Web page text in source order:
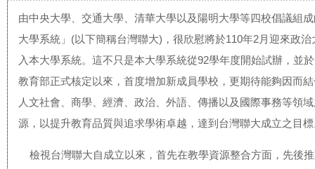
由中央大學、交通大學、清華大學以及陽明大學等四校倡議組
大學系統」(以下簡稱台灣聯大)，很欣慰將於110年2月迎來政
入本大學系統。這不只是本大學系統從92學年度開始試辦，並
教育部正式核定以來，首度增加新成員學校，更期待能夠因而
人文社會、商學、經濟、政治、外語、傳播以及國際事務等領
源，以提升教育品質與追求學術卓越，達到台灣聯大成立之目
檢視台灣聯大自成立以來，首先在教學資源整合方面，先後